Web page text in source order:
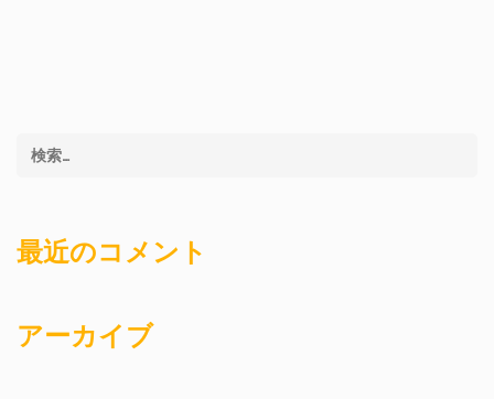
最近のコメント
アーカイブ